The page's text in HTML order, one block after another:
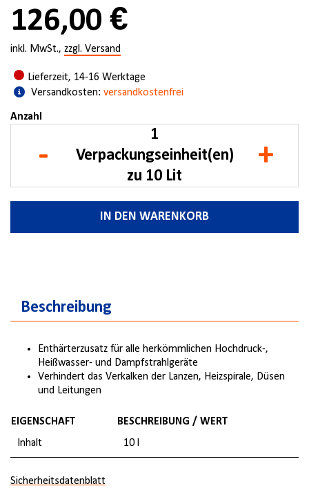
126,00 €
inkl. MwSt., zzgl. Versand
Lieferzeit, 14-16 Werktage
Versandkosten: versandkostenfrei
Anzahl
-
Verpackungseinheit(en)
zu 10 Lit
+
IN DEN WARENKORB
Beschreibung
Enthärterzusatz für alle herkömmlichen Hochdruck-,
Heißwasser- und Dampfstrahlgeräte
Verhindert das Verkalken der Lanzen, Heizspirale, Düsen
und Leitungen
EIGENSCHAFT
BESCHREIBUNG / WERT
Inhalt
10 l
Sicherheitsdatenblatt